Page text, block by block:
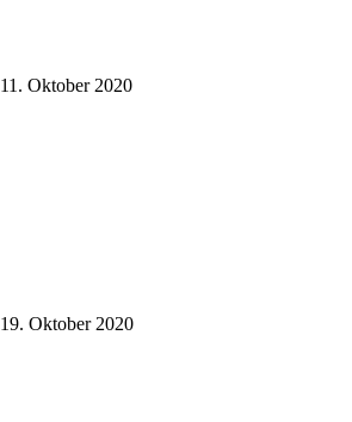
11. Oktober 2020
19. Oktober 2020